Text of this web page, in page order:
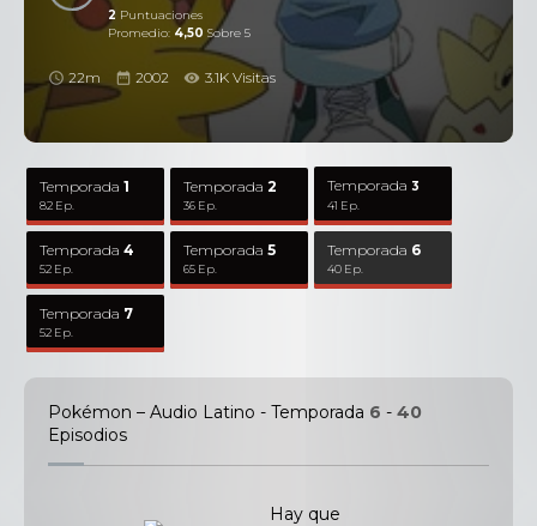
2 Puntuaciones
Promedio: 4,50 Sobre 5
22m 2002 3.1K Visitas
Temporada1
82 Ep.
Temporada2
36 Ep.
Temporada3
41 Ep.
Temporada4
52 Ep.
Temporada5
65 Ep.
Temporada 6
40 Ep.
Temporada 7
52 Ep.
Pokémon – Audio Latino - Temporada 6 - 40
Episodios
Hay que